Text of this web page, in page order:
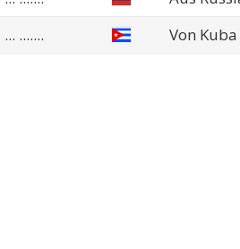
... ....... Von